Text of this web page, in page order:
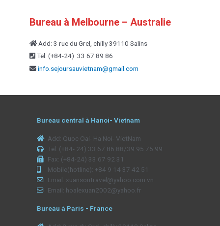
Bureau à Melbourne – Australie
Add: 3 rue du Grel, chilly 39110 Salins
Tel: (+84-24) 33 67 89 86
info.sejoursauvietnam@gmail.com
Bureau central à Hanoi- Vietnam
Add: Quoc Oai- Ha Noi- VietNam
Tel: (+84- 24) 33 67 86 88/39 95 75 99
Fax: (+84-24) 33 67 92 31
Mobile(hotline): +84 9 14 37 42 51
Email: xuansontravel@yahoo.com.vn
Email: hoalexuan2002@yahoo.fr
Bureau à Paris - France